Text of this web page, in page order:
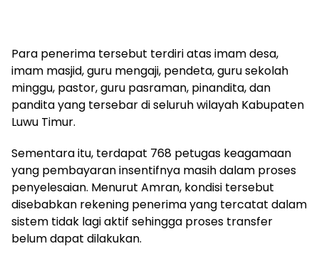
Para penerima tersebut terdiri atas imam desa,
imam masjid, guru mengaji, pendeta, guru sekolah
minggu, pastor, guru pasraman, pinandita, dan
pandita yang tersebar di seluruh wilayah Kabupaten
Luwu Timur.
Sementara itu, terdapat 768 petugas keagamaan
yang pembayaran insentifnya masih dalam proses
penyelesaian. Menurut Amran, kondisi tersebut
disebabkan rekening penerima yang tercatat dalam
sistem tidak lagi aktif sehingga proses transfer
belum dapat dilakukan.